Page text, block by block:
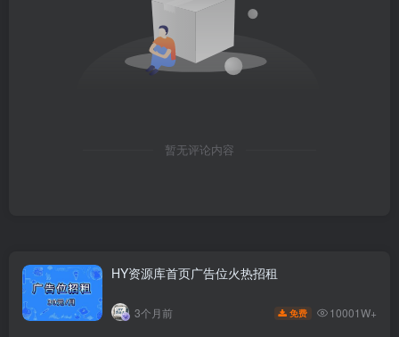
暂无评论内容
HY资源库首页广告位火热招租
3个月前 免费 10001W+